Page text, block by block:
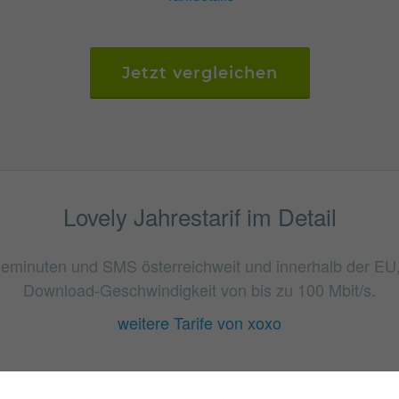
Jetzt vergleichen
Lovely Jahrestarif im Detail
und SMS österreichweit und innerhalb der
Download-Geschwindigkeit von bis zu 100 Mbit/s.
weitere Tarife von xoxo